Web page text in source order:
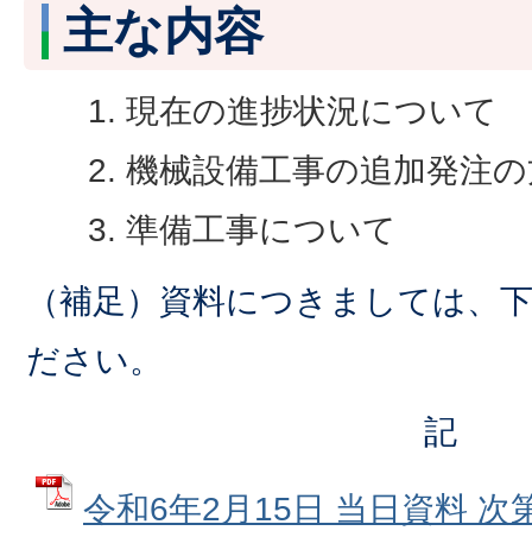
主な内容
現在の進捗状況について
機械設備工事の追加発注
準備工事について
（補足）資料につきましては、
ださい。
記
令和6年2月15日 当日資料 次